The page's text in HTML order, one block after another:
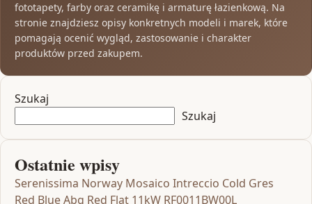
fototapety, farby oraz ceramikę i armaturę łazienkową. Na
stronie znajdziesz opisy konkretnych modeli i marek, które
pomagają ocenić wygląd, zastosowanie i charakter
produktów przed zakupem.
Szukaj
Szukaj
Ostatnie wpisy
Serenissima Norway Mosaico Intreccio Cold Gres
Red Blue Abg Red Flat 11kW RF0011BW00L